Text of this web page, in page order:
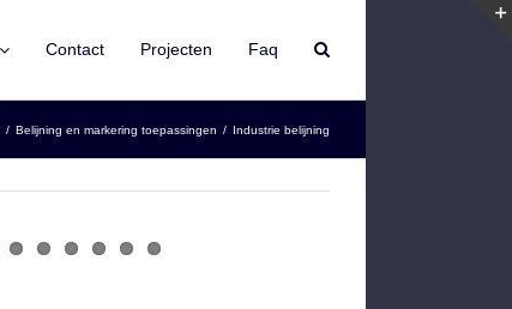
Contact Projecten Faq
/ Belijning en markering toepassingen / Industrie belijning